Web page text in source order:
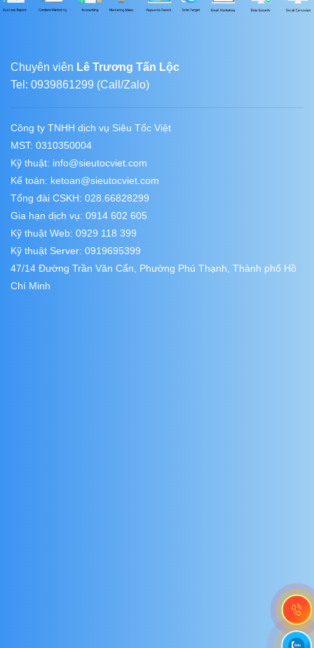
Chuyên viên Lê Trương Tấn Lộc
Tel: 0939861299 (Call/Zalo)
Công ty TNHH dịch vụ Siêu Tốc Việt
MST: 0310350004
Kỹ thuật: info@sieutocviet.com
Kế toán: ketoan@sieutocviet.com
Tổng đài CSKH: 028.66828299
Gia hạn dịch vụ: 0914 602 605
Kỹ thuật Web: 0929 118 399
Kỹ thuật Server: 0919695399
47/14 Đường Trần Văn Cẩn, Phường Phú Thạnh, Thành phố Hồ
Chí Minh